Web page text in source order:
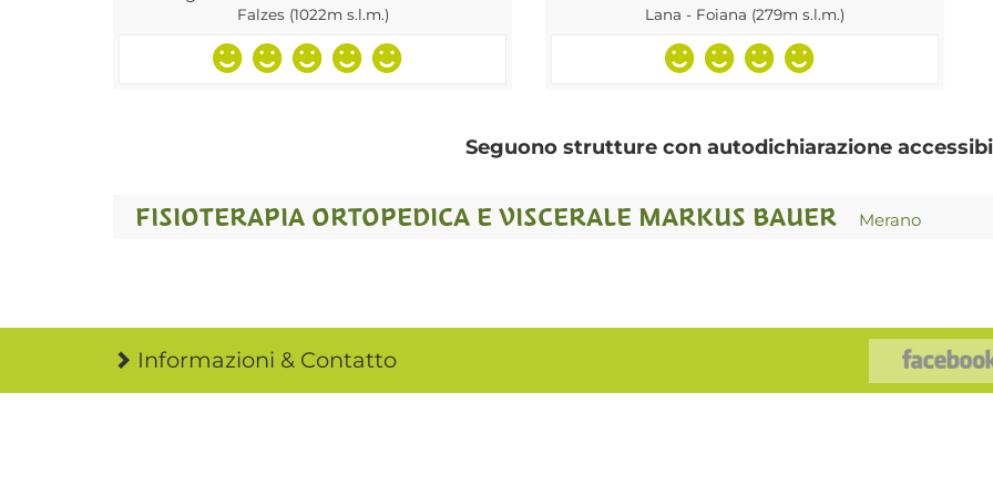
Falzes (1022m s.l.m.) Lana - Foiana (279m s.l.m.)
Seguono strutture con autodichiarazione
FISIOTERAPIA ORTOPEDICA E VISCERALE MARKUS BAUER Merano
Informazioni & Contatto